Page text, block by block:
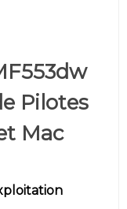
Pilotes
Mac